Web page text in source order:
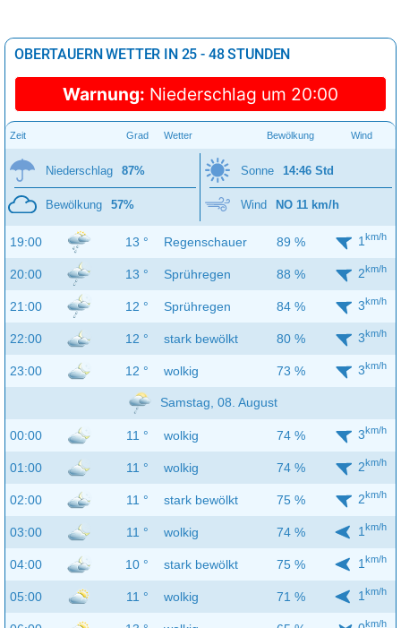
OBERTAUERN WETTER IN 25 - 48 STUNDEN
Warnung: Niederschlag um 20:00
Zeit Grad Wetter Bewölkung Wind
Niederschlag 87%
Bewölkung 57%
Sonne 14:46 Std
Wind NO 11 km/h
19:00 13 ° Regenschauer 89 % 1 km/h
20:00 13 ° Sprühregen 88 % 2km/h
21:00 12 ° Sprühregen 84 % 3km/h
22:00 12 ° stark bewölkt 80 % 3km/h
23:00 12 ° wolkig 73 % 3km/h
Samstag, 08. August
00:00 11 ° wolkig 74 % 3km/h
01:00 11 ° wolkig 74 % 2km/h
02:00 11 ° stark bewölkt 75 % 2km/h
03:00 11 ° wolkig 74 % 1 km/h
04:00 10 ° stark bewölkt 75 % 1 km/h
05:00 11 ° wolkig 71 % 1 km/h
km/h